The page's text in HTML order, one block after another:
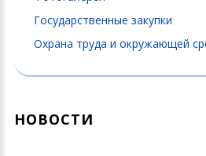
Государственные закупки
Охрана труда и окружающей
НОВОСТИ